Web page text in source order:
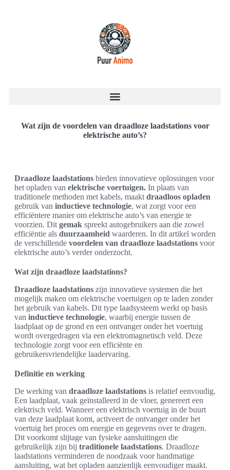
Wat zijn de voordelen van draadloze laadstations voor
elektrische auto’s?
Draadloze laadstations bieden innovatieve oplossingen voor
het opladen van elektrische voertuigen. In plaats van
traditionele methoden met kabels, maakt draadloos opladen
gebruik van inductieve technologie, wat zorgt voor een
efficiëntere manier om elektrische auto’s van energie te
voorzien. Dit gemak spreekt autogebruikers aan die zowel
efficiëntie als duurzaamheid waarderen. In dit artikel worden
de verschillende voordelen van draadloze laadstations voor
elektrische auto’s verder onderzocht.
Wat zijn draadloze laadstations?
Draadloze laadstations zijn innovatieve systemen die het
mogelijk maken om elektrische voertuigen op te laden zonder
het gebruik van kabels. Dit type laadsysteem werkt op basis
van inductieve technologie, waarbij energie tussen de
laadplaat op de grond en een ontvanger onder het voertuig
wordt overgedragen via een elektromagnetisch veld. Deze
technologie zorgt voor een efficiënte en
gebruikersvriendelijke laadervaring.
Definitie en werking
De werking van draadloze laadstations is relatief eenvoudig.
Een laadplaat, vaak geïnstalleerd in de vloer, genereert een
elektrisch veld. Wanneer een elektrisch voertuig in de buurt
van deze laadplaat komt, activeert de ontvanger onder het
voertuig het proces om energie en gegevens over te dragen.
Dit voorkomt slijtage van fysieke aansluitingen die
gebruikelijk zijn bij traditionele laadstations. Draadloze
laadstations verminderen de noodzaak voor handmatige
aansluiting, wat het opladen aanzienlijk eenvoudiger maakt.